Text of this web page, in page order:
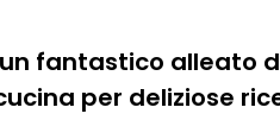
fantastico alleato
per deliziose